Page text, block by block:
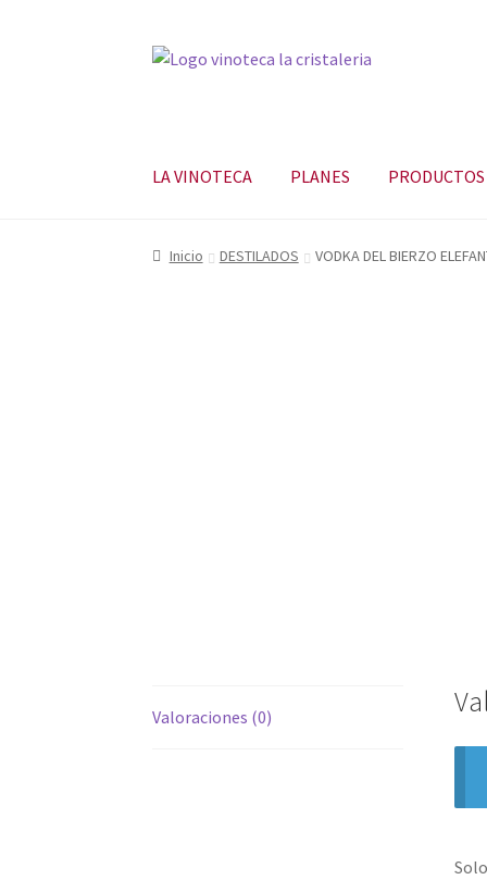
LA VINOTECA PLANES PRODUCTOS
Inicio DESTILADOS VODKA DEL BIERZO
Valoraciones (0)